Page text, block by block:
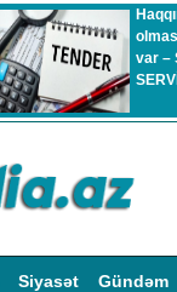
var –
Siyasət Gündəm